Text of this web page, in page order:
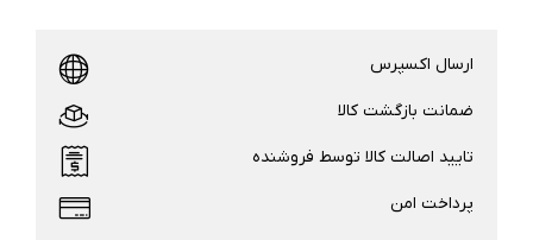
ارسال اکسپرس
ضمانت بازگشت کالا
تایید اصالت کالا توسط فروشنده
پرداخت امن